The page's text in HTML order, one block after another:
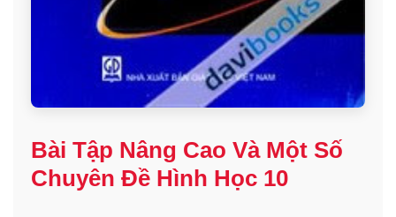
Bài Tập Nâng Cao Và Một Số
Chuyên Đề Hình Học 10